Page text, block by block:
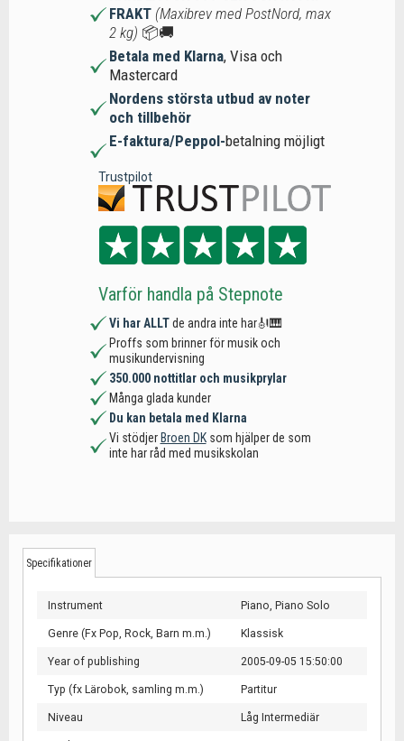
FRAKT (Maxibrev med PostNord, max
2 kg) 📦🚚
Betala med Klarna, Visa och
Mastercard
Nordens största utbud av noter
och tillbehör
E-faktura/Peppol-betalning möjligt
Trustpilot
Varför handla på Stepnote
Vi har ALLTde andra inte har🎻🎹
Proffs som brinner för musik och
musikundervisning
350.000 nottitlar och musikprylar
Många glada kunder
Du kan betala med Klarna
Vi stödjerBroen DKsom hjälper de som
inte har råd med musikskolan
Specifikationer
Instrument Piano,Piano Solo
Genre (Fx Pop, Rock, Barn m.m.) Klassisk
Year of publishing 2005-09-05 15:50:00
Typ (fx Lärobok, samling m.m.) Partitur
Niveau Låg Intermediär